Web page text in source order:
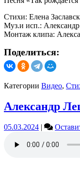
Стихи: Елена
Муз.и исп.:
Монтаж клипа:
Поделиться:
Категории Видео,
Александр
05.03.2024 |